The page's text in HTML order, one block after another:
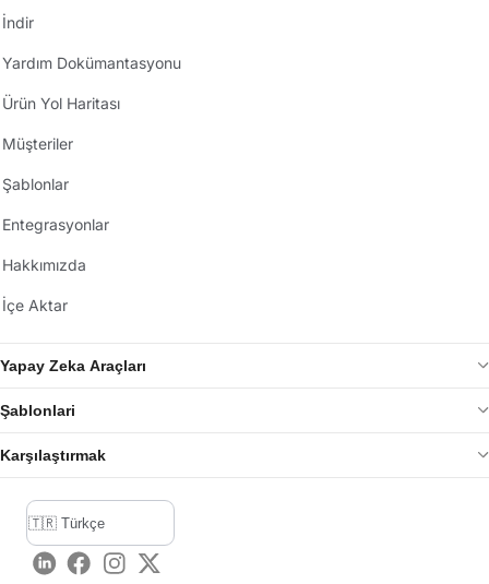
İndir
Yardım Dokümantasyonu
Ürün Yol Haritası
Müşteriler
Şablonlar
Entegrasyonlar
Hakkımızda
İçe Aktar
Yapay Zeka Araçları
Şablonlari
Karşılaştırmak
LinkedInFacebook
Instagram
Twitter